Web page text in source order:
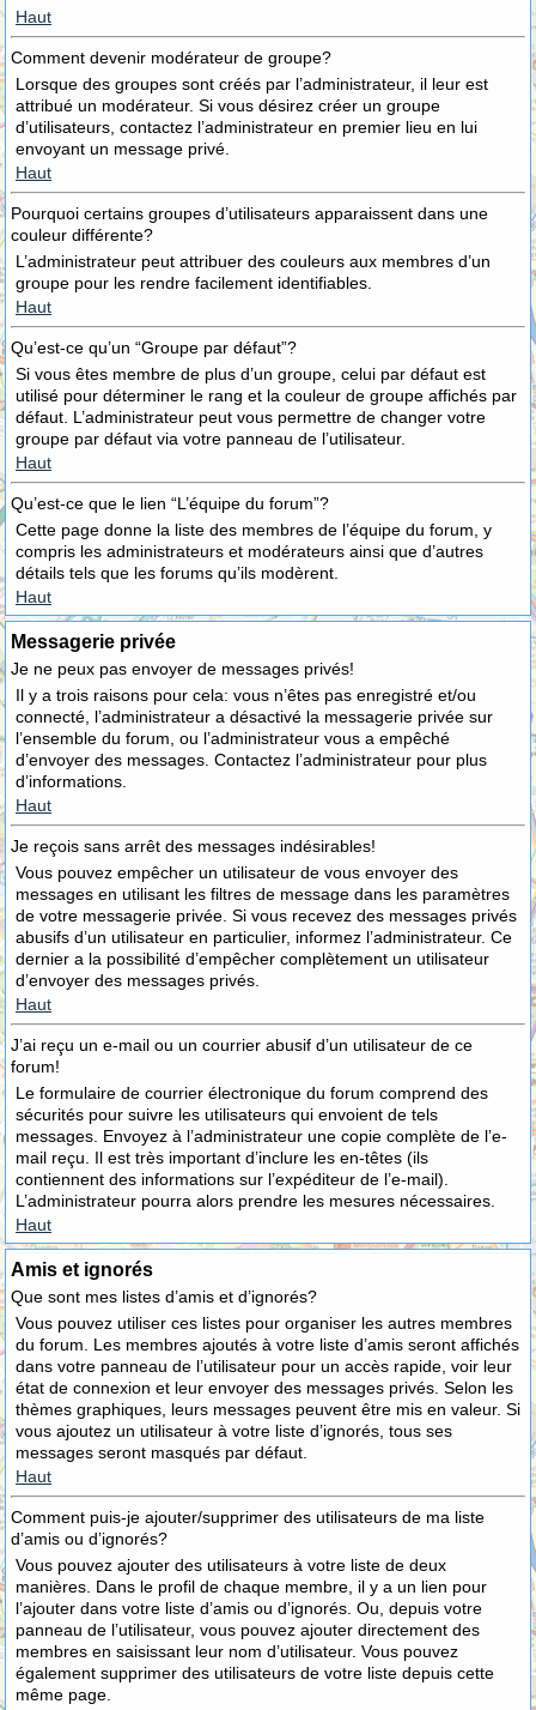
Haut
Comment devenir modérateur de groupe?
Lorsque des groupes sont créés par l’administrateur, il leur est
attribué un modérateur. Si vous désirez créer un groupe
d’utilisateurs, contactez l’administrateur en premier lieu en lui
envoyant un message privé.
Haut
Pourquoi certains groupes d’utilisateurs apparaissent dans une
couleur différente?
L’administrateur peut attribuer des couleurs aux membres d’un
groupe pour les rendre facilement identifiables.
Haut
Qu’est-ce qu’un “Groupe par défaut”?
Si vous êtes membre de plus d’un groupe, celui par défaut est
utilisé pour déterminer le rang et la couleur de groupe affichés par
défaut. L’administrateur peut vous permettre de changer votre
groupe par défaut via votre panneau de l’utilisateur.
Haut
Qu’est-ce que le lien “L’équipe du forum”?
Cette page donne la liste des membres de l’équipe du forum, y
compris les administrateurs et modérateurs ainsi que d’autres
détails tels que les forums qu’ils modèrent.
Haut
Messagerie privée
Je ne peux pas envoyer de messages privés!
Il y a trois raisons pour cela: vous n’êtes pas enregistré et/ou
connecté, l’administrateur a désactivé la messagerie privée sur
l’ensemble du forum, ou l’administrateur vous a empêché
d’envoyer des messages. Contactez l’administrateur pour plus
d’informations.
Haut
Je reçois sans arrêt des messages indésirables!
Vous pouvez empêcher un utilisateur de vous envoyer des
messages en utilisant les filtres de message dans les paramètres
de votre messagerie privée. Si vous recevez des messages privés
abusifs d’un utilisateur en particulier, informez l’administrateur. Ce
dernier a la possibilité d’empêcher complètement un utilisateur
d’envoyer des messages privés.
Haut
J’ai reçu un e-mail ou un courrier abusif d’un utilisateur de ce
forum!
Le formulaire de courrier électronique du forum comprend des
sécurités pour suivre les utilisateurs qui envoient de tels
messages. Envoyez à l’administrateur une copie complète de l’e-
mail reçu. Il est très important d’inclure les en-têtes (ils
contiennent des informations sur l’expéditeur de l’e-mail).
L’administrateur pourra alors prendre les mesures nécessaires.
Haut
Amis et ignorés
Que sont mes listes d’amis et d’ignorés?
Vous pouvez utiliser ces listes pour organiser les autres membres
du forum. Les membres ajoutés à votre liste d’amis seront affichés
dans votre panneau de l’utilisateur pour un accès rapide, voir leur
état de connexion et leur envoyer des messages privés. Selon les
thèmes graphiques, leurs messages peuvent être mis en valeur. Si
vous ajoutez un utilisateur à votre liste d’ignorés, tous ses
messages seront masqués par défaut.
Haut
Comment puis-je ajouter/supprimer des utilisateurs de ma liste
d’amis ou d’ignorés?
Vous pouvez ajouter des utilisateurs à votre liste de deux
manières. Dans le profil de chaque membre, il y a un lien pour
l’ajouter dans votre liste d’amis ou d’ignorés. Ou, depuis votre
panneau de l’utilisateur, vous pouvez ajouter directement des
membres en saisissant leur nom d’utilisateur. Vous pouvez
également supprimer des utilisateurs de votre liste depuis cette
même page.